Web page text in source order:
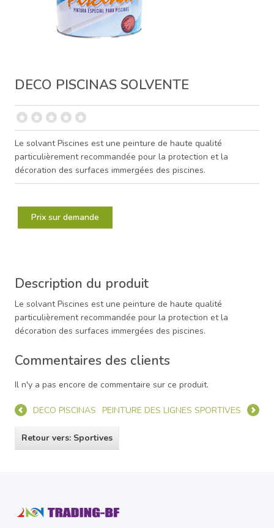
DECO PISCINAS SOLVENTE
Le solvant Piscines est une peinture de haute qualité
particulièrement recommandée pour la protection et la
décoration des surfaces immergées des piscines.
Prix sur demande
Description du produit
Le solvant Piscines est une peinture de haute qualité
particulièrement recommandée pour la protection et la
décoration des surfaces immergées des piscines.
Commentaires des clients
Il n'y a pas encore de commentaire sur ce produit.
PEINTURE DES LIGNES SPORTIVES
DECO PISCINAS
Retour vers: Sportives